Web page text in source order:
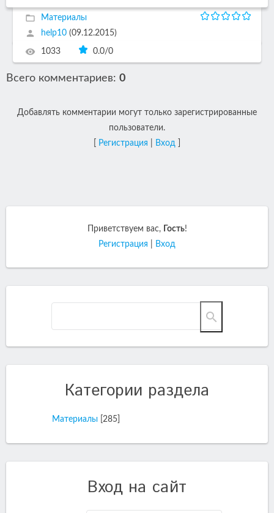
Материалы
help10(09.12.2015)
1033 0.0/0
Всего комментариев: 0
Добавлять комментарии могут только зарегистрированные
пользователи.
Регистрация Вход
Приветствуем вас, Гость!
Регистрация
Вход
Категории раздела
Материалы [285]
Вход на сайт